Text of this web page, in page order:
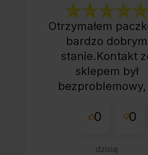
Otrzymałem
bardzo dobrym
stanie.Kontakt
sklepem był
bezproblemowy,
przebiegło
0 0
dzisiaj